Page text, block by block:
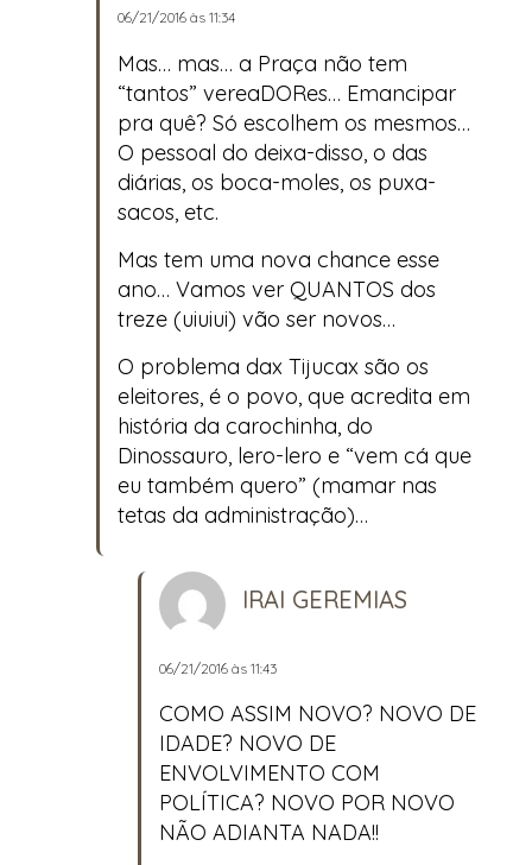
06/21/2016 às 11:34
Mas… mas… a Praça não tem
“tantos” vereaDORes… Emancipar
pra quê? Só escolhem os mesmos…
O pessoal do deixa-disso, o das
diárias, os boca-moles, os puxa-
sacos, etc.
Mas tem uma nova chance esse
ano… Vamos ver QUANTOS dos
treze (uiuiui) vão ser novos…
O problema dax Tijucax são os
eleitores, é o povo, que acredita em
história da carochinha, do
Dinossauro, lero-lero e “vem cá que
eu também quero” (mamar nas
tetas da administração)…
IRAI GEREMIAS
06/21/2016 às 11:43
COMO ASSIM NOVO? NOVO DE
IDADE? NOVO DE
ENVOLVIMENTO COM
POLÍTICA? NOVO POR NOVO
NÃO ADIANTA NADA!!